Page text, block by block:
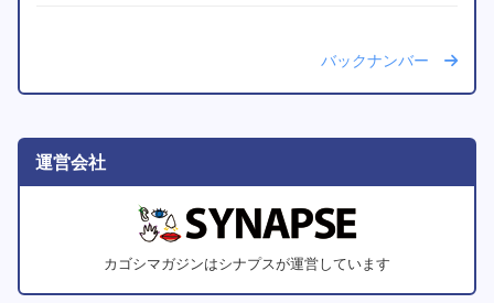
バックナンバー
運営会社
カゴシマガジンはシナプスが運営しています